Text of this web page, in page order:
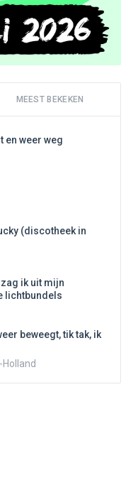
MEEST BEKEKEN
en weer weg
(discotheek in
ik uit mijn
lichtbundels
beweegt, tik tak, ik